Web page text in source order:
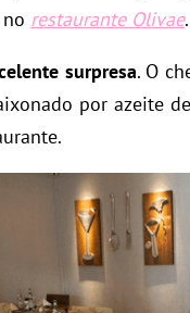
restaurante Olivae.
surpresa. O
por azeite